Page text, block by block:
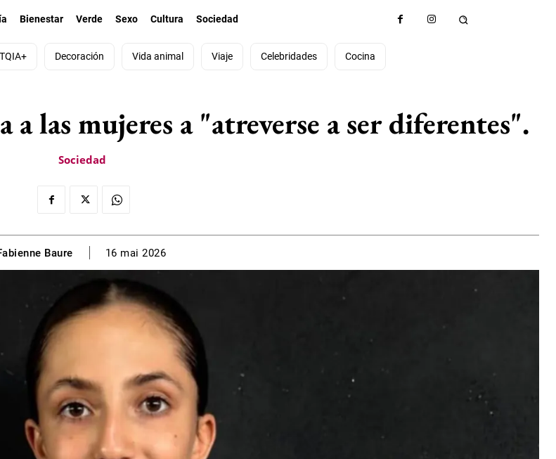
Bienestar Verde Sexo Cultura Sociedad
Decoración Vida animal Viaje Celebridades Cocina
a las mujeres a "atreverse a ser diferentes".
Sociedad
Baure 16 mai 2026